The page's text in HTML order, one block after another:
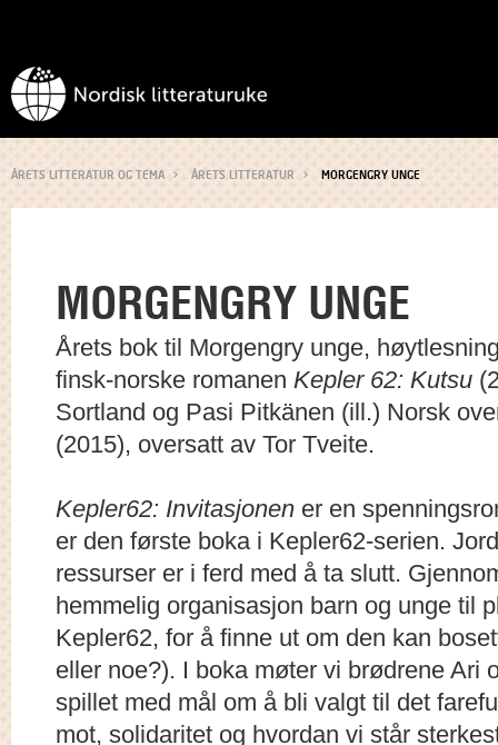
ÅRETS LITTERATUR OG TEMA ÅRETS LITTERATUR MORGENGRY UNGE
MORGENGRY UNGE
Årets bok til Morgengry unge,
finsk-norske romanen Kepler 62: Kutsu
Sortland og Pasi Pitkänen (ill.) Norsk
(2015), oversatt av Tor Tveite.
Kepler62: Invitasjonen er en
er den første boka i Kepler62-serien.
ressurser er i ferd med å ta slutt.
hemmelig organisasjon barn og unge til
Kepler62, for å finne ut om den kan
eller noe?). I boka møter vi brødrene Ari
spillet med mål om å bli valgt til det
mot, solidaritet og hvordan vi står